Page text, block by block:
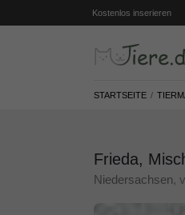
Kostenlos inserieren
STARTSEITE
Frieda,
Niedersachsen,